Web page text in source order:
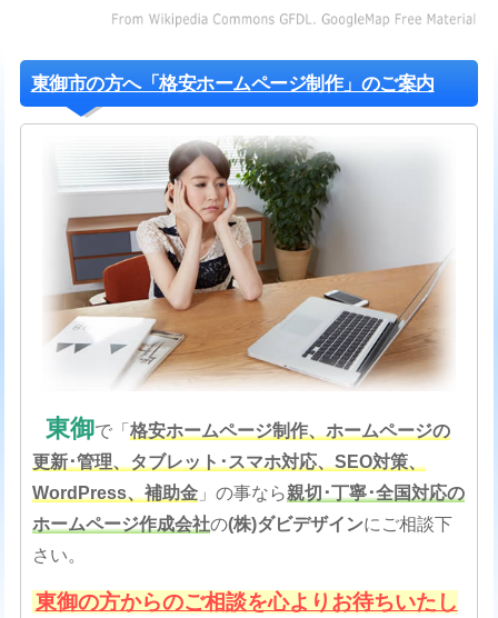
東御市の方へ「格安ホームページ制作」のご案内
東御で「 格安ホームページ制作、ホームページの
更新･管理、タブレット･スマホ対応、SEO対策、
WordPress、補助金」の事なら親切･丁寧･全国対応の
ホームページ作成会社の(株)ダビデザインにご相談下
さい。
東御の方からのご相談を心よりお待ちいたし